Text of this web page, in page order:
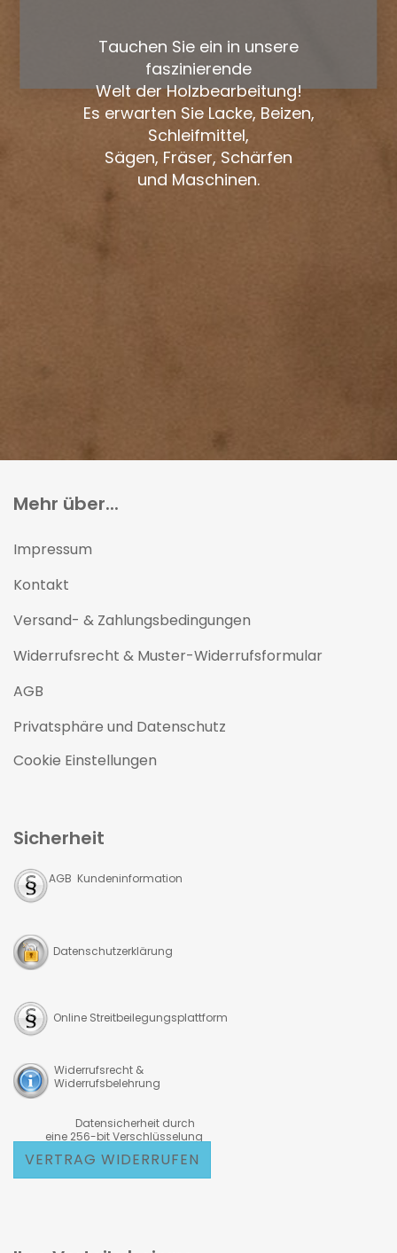
Tauchen Sie ein in unsere
faszinierende
Welt der Holzbearbeitung!
Es erwarten Sie Lacke, Beizen,
Schleifmittel,
Sägen, Fräser, Schärfen
und Maschinen.
Mehr über...
Impressum
Kontakt
Versand- & Zahlungsbedingungen
Widerrufsrecht & Muster-Widerrufsformular
AGB
Privatsphäre und Datenschutz
Cookie Einstellungen
Sicherheit
AGB Kundeninformation
Datenschutzerklärung
Online Streitbeilegungsplattform
Widerrufsrecht &
Widerrufsbelehrung
Datensicherheit durch
eine 256-bit Verschlüsselung
VERTRAG WIDERRUFEN